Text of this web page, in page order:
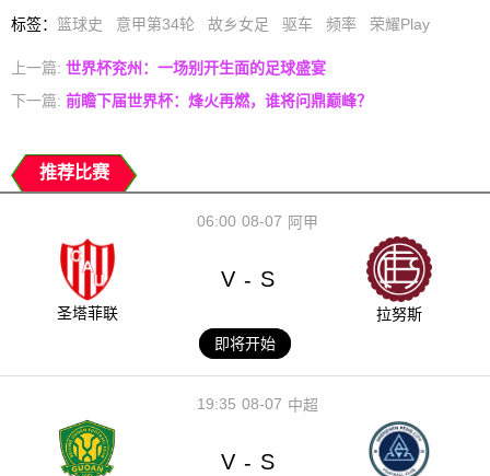
标签： 篮球史 意甲第34轮 故乡女足 驱车 频率 荣耀Play
上一篇: 世界杯兖州：一场别开生面的足球盛宴
下一篇: 前瞻下届世界杯：烽火再燃，谁将问鼎巅峰？
推荐比赛
08-07
06:00 阿甲
圣塔菲联
V - S
拉努斯
即将开始
08-07
19:35 中超
V - S